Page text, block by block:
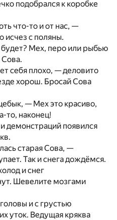
подобрался к коробке
что-то и от нас, —
исчез с поляны.
Мех, перо или рыбью
себя плохо, — деловито
хорош. Бросай Сова
— Мех это красиво,
то, наконец!
демонстраций появился
старая Сова, —
Так и снега дождёмся.
и снег
Шевелите мозгами
и с грустью
уток. Ведущая кряква